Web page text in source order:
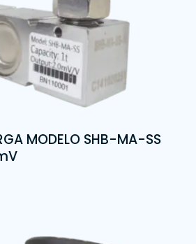
MODELO SHB-MA-SS